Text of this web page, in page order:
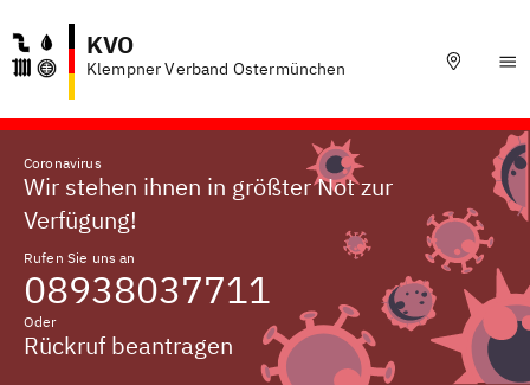
KVO
Klempner Verband Ostermünchen
Coronavirus
Wir stehen ihnen in größter Not zur
Verfügung!
Rufen Sie uns an
08938037711
Oder
Rückruf beantragen